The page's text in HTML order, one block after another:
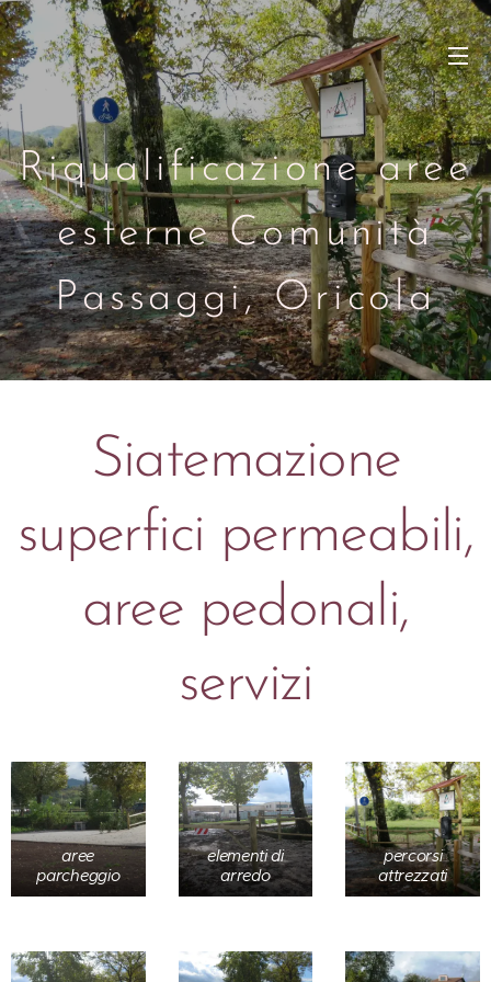
.
Riqualificazione aree
esterne Comunità
Passaggi, Oricola
Siatemazione
superfici permeabili,
aree pedonali,
servizi
aree
parcheggio
elementi di
arredo
percorsi
attrezzati